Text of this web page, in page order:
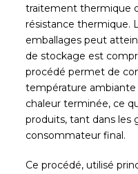
traitement thermique
résistance thermique.
emballages peut
de stockage est
procédé permet de
température ambiante
chaleur terminée, ce
produits, tant dans les
consommateur final.
Ce procédé, utilisé